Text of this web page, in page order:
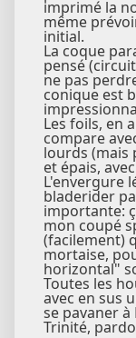
imprimé la
même
initial.
La coque
pensé
ne pas
conique est
Les foils, en
compare
lourds (mais
et épais,
L'envergure
bladerider
importante:
mon coupé
(facilement)
mortaise,
horizontal"
Toutes les
avec en sus
se pavaner
Trinité,